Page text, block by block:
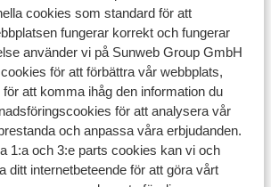
cookies som standard för att
fungerar korrekt och fungerar
använder vi på Sunweb Group GmbH
för att förbättra vår webbplats,
att komma ihåg den information du
för att analysera vår
och anpassa våra erbjudanden.
1:a och 3:e parts cookies kan vi och
ditt internetbeteende för att göra vårt
före Sverige.
är grekiska. Men du klarar dig på
på tyska).